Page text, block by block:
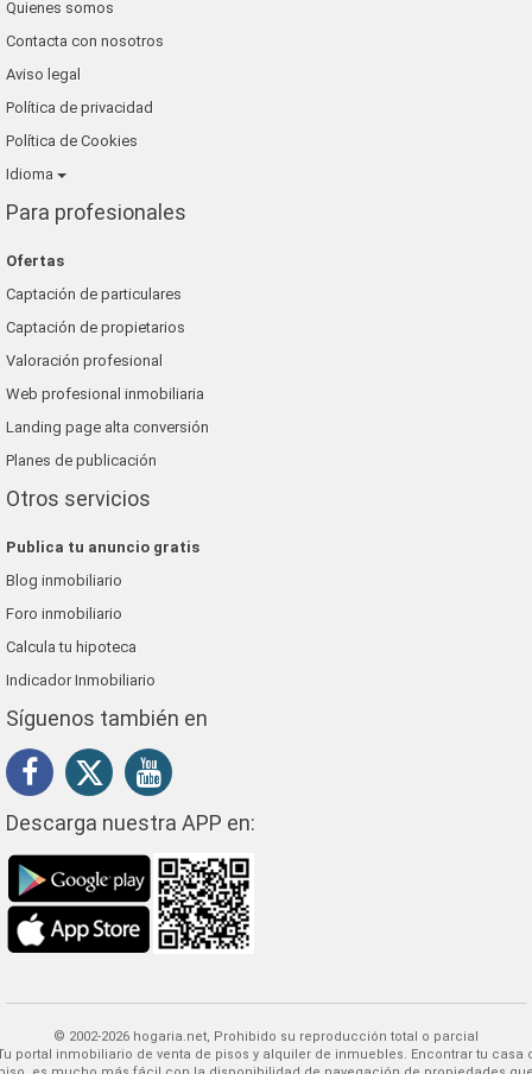
Quienes somos
Contacta con nosotros
Aviso legal
Política de privacidad
Política de Cookies
Idioma
Para profesionales
Ofertas
Captación de particulares
Captación de propietarios
Valoración profesional
Web profesional inmobiliaria
Landing page alta conversión
Planes de publicación
Otros servicios
Publica tu anuncio gratis
Blog inmobiliario
Foro inmobiliario
Calcula tu hipoteca
Indicador Inmobiliario
Síguenos también en
Descarga nuestra APP en:
© 2002-2026 hogaria.net, Prohibido su reproducción total o parcial
Encontrar tu casa o